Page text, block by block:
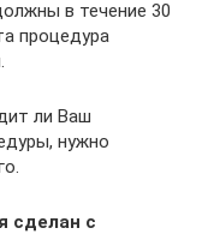
в течение 30
процедура
ли Ваш
нужно
сделан с